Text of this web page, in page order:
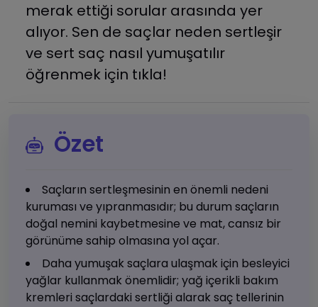
merak ettiği sorular arasında yer
alıyor. Sen de saçlar neden sertleşir
ve sert saç nasıl yumuşatılır
öğrenmek için tıkla!
Özet
Saçların sertleşmesinin en önemli nedeni
kuruması ve yıpranmasıdır; bu durum saçların
doğal nemini kaybetmesine ve mat, cansız bir
görünüme sahip olmasına yol açar.
Daha yumuşak saçlara ulaşmak için besleyici
yağlar kullanmak önemlidir; yağ içerikli bakım
kremleri saçlardaki sertliği alarak saç tellerinin